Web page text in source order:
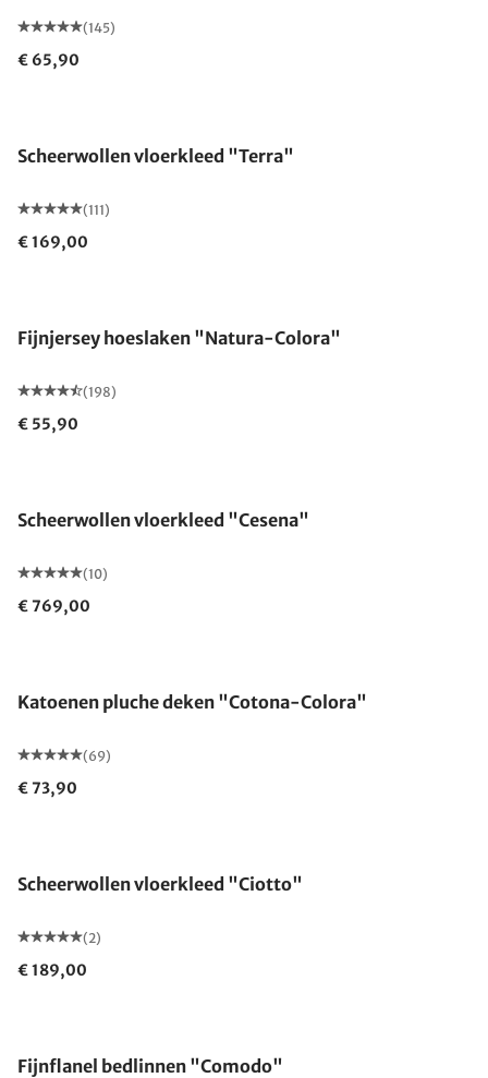
(145)
€ 65,90
Scheerwollen vloerkleed "Terra"
(111)
€ 169,00
Fijnjersey hoeslaken "Natura-Colora"
(198)
€ 55,90
Scheerwollen vloerkleed "Cesena"
(10)
€ 769,00
Katoenen pluche deken "Cotona-Colora"
(69)
€ 73,90
Scheerwollen vloerkleed "Ciotto"
(2)
€ 189,00
Fijnflanel bedlinnen "Comodo"